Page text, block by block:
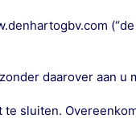
daarover aan u
sluiten.